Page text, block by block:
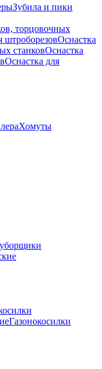
Зубила и пики
торцовочных
штроборезовОснастка
станковОснастка
Оснастка для
Хомуты
Газонокосилки